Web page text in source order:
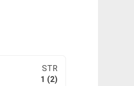
STR
1 (2)